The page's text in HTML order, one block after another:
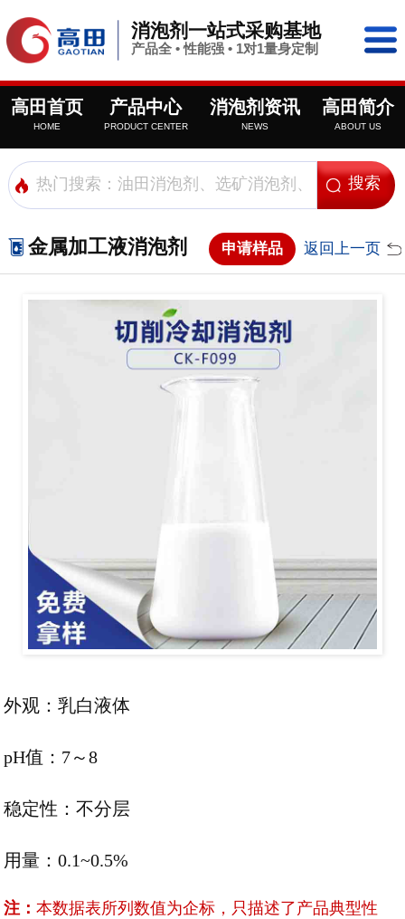
消泡剂一站式采购基地
产品全 • 性能强 • 1对1量身定制
高田首页
HOME
产品中心
PRODUCT CENTER
消泡剂资讯
NEWS
高田简介
ABOUT US
金属加工液消泡剂 申请样品 返回上一页
外观：乳白液体
pH值：7～8
稳定性：不分层
用量：0.1~0.5%
注：本数据表所列数值为企标，只描述了产品典型性